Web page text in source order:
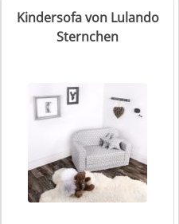
Kindersofa von Lulando
Sternchen